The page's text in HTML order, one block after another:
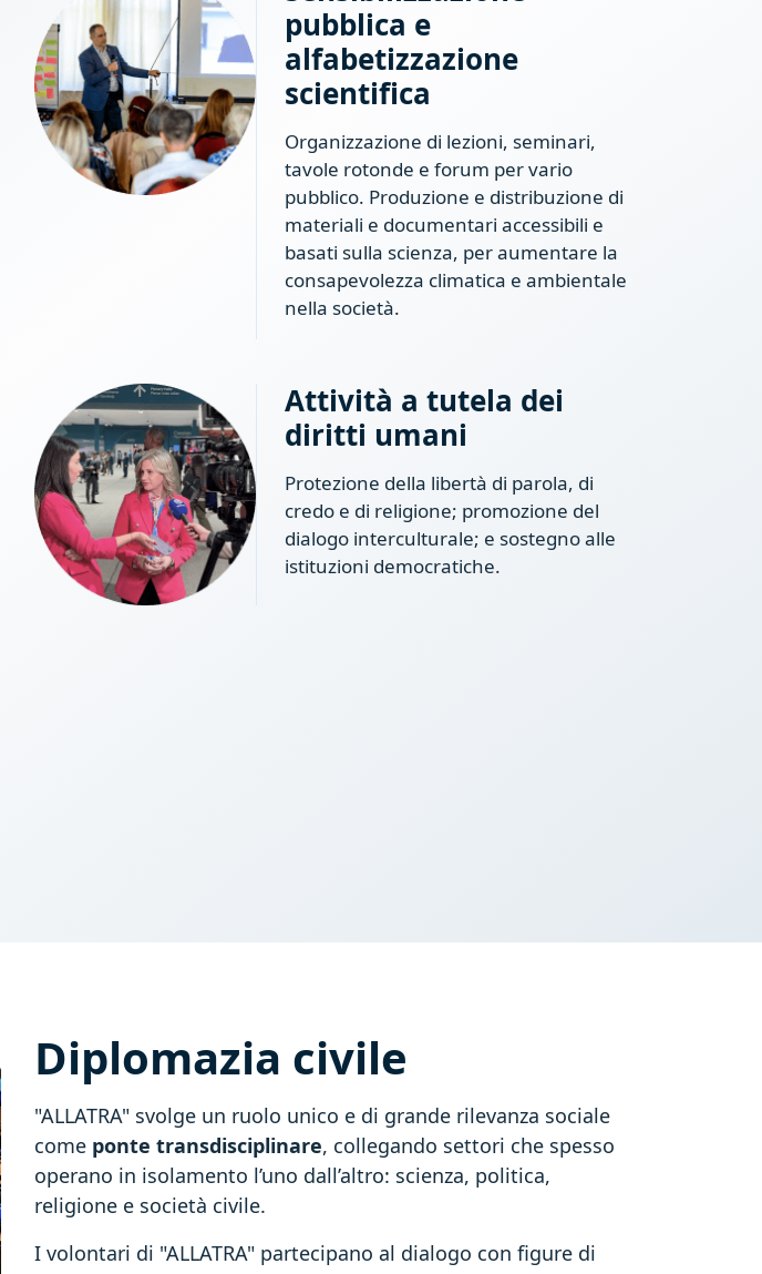
pubblica e
alfabetizzazione
scientifica
Organizzazione di lezioni, seminari,
tavole rotonde e forum per vario
pubblico. Produzione e distribuzione di
materiali e documentari accessibili e
basati sulla scienza, per aumentare la
consapevolezza climatica e ambientale
nella società.
Attività a tutela dei
diritti umani
Protezione della libertà di parola, di
credo e di religione; promozione del
dialogo interculturale; e sostegno alle
istituzioni democratiche.
Diplomazia civile
"ALLATRA" svolge un ruolo unico e di grande rilevanza sociale
come ponte transdisciplinare, collegando settori che spesso
operano in isolamento l’uno dall’altro: scienza, politica,
religione e società civile.
I volontari di "ALLATRA" partecipano al dialogo con figure di